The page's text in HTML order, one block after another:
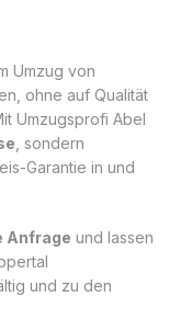
Umzug von
ohne auf Qualität
Umzugsprofi Abel
, sondern
Garantie in und
Anfrage und lassen
und zu den